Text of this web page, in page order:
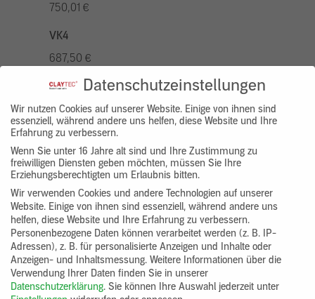
750,01 €
VK4
687,50 €
VK5
875,01 €
VK7
625,00 €
Gruppenprodukt
yosima_designputz_bigb
Datenschutzeinstellungen
Wir nutzen Cookies auf unserer Website. Einige von ihnen sind
essenziell, während andere uns helfen, diese Website und Ihre
Erfahrung zu verbessern.
Wenn Sie unter 16 Jahre alt sind und Ihre Zustimmung zu
freiwilligen Diensten geben möchten, müssen Sie Ihre
Erziehungsberechtigten um Erlaubnis bitten.
Wir verwenden Cookies und andere Technologien auf unserer
Website. Einige von ihnen sind essenziell, während andere uns
helfen, diese Website und Ihre Erfahrung zu verbessern.
Personenbezogene Daten können verarbeitet werden (z. B. IP-
Adressen), z. B. für personalisierte Anzeigen und Inhalte oder
Anzeigen- und Inhaltsmessung. Weitere Informationen über die
Verwendung Ihrer Daten finden Sie in unserer
Datenschutzerklärung. Sie können Ihre Auswahl jederzeit unter